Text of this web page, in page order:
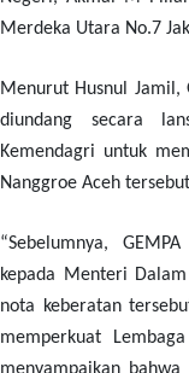
Merdeka Utara No.7
Menurut Husnul Jamil,
diundang secara
Kemendagri untuk
Nanggroe Aceh
“Sebelumnya,
kepada Menteri
nota keberatan
memperkuat